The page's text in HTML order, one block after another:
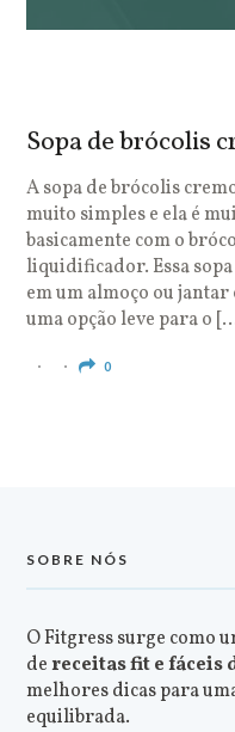
Sopa de brócolis
A sopa de brócolis
muito simples e ela é
basicamente com o
liquidificador. Essa
em um almoço ou
uma opção leve para o
0
SOBRE NÓS
O Fitgress surge como
dereceitas fit e fáceis
melhores dicas para
equilibrada.